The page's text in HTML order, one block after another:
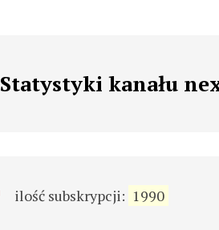
Statystyki kanału
ilość subskrypcji: 1990